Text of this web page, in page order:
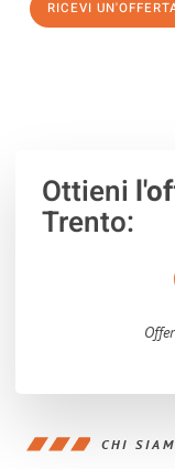
RICEVI
Ottieni
Trento:
CHI